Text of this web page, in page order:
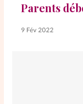
Parents
9 Fév 2022